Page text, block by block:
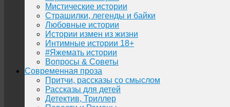
Мистические истории
Страшилки, легенды и байки
Любовные истории
Истории измен из жизни
Интимные истории 18+
#Яжемать истории
Вопросы & Советы
Современная проза
Притчи, рассказы со смыслом
Рассказы для детей
Детектив, Триллер